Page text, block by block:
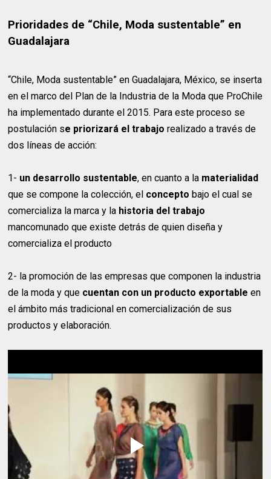
Prioridades de “Chile, Moda sustentable” en
Guadalajara
“Chile, Moda sustentable” en Guadalajara, México, se inserta
en el marco del Plan de la Industria de la Moda que ProChile
ha implementado durante el 2015. Para este proceso se
postulación se priorizará el trabajo realizado a través de
dos líneas de acción:
1- un desarrollo sustentable, en cuanto a la materialidad
que se compone la colección, el conceptobajo el cual se
comercializa la marca y la historia del trabajo
mancomunado que existe detrás de quien diseña y
comercializa el producto
2- la promoción de las empresas que componen la industria
de la moda y que cuentan con un producto exportable en
el ámbito más tradicional en comercialización de sus
productos y elaboración.